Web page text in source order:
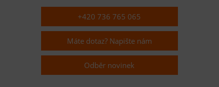
+420 736 765 065
Máte dotaz? Napište nám
Odběr novinek